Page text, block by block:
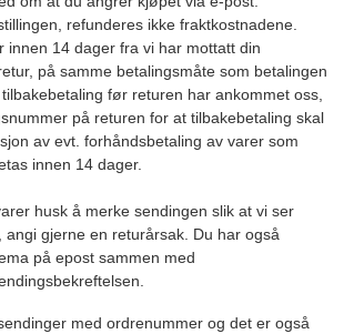
refunderes ikke fraktkostnadene.
innen 14 dager fra vi har mottatt din
på samme betalingsmåte som betalingen
før returen har ankommet oss,
på returen for at tilbakebetaling skal
av evt. forhåndsbetaling av varer som
innen 14 dager.
husk å merke sendingen slik at vi ser
angi gjerne en returårsak. Du har også
på epost sammen med
med ordrenummer og det er også